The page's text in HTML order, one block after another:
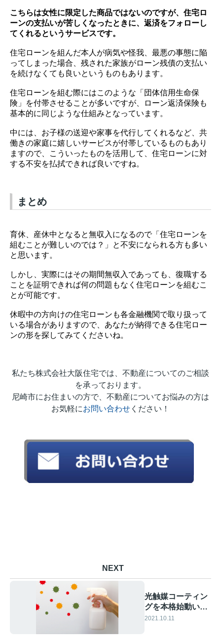
こちらは女性に限定した商品ではないのですが、住宅ロ
ーンの支払いが苦しくなったときに、返済をフォローし
てくれるというサービスです。
住宅ローンを組んだ本人が病気や怪我、最悪の事態に陥
ってしまった場合、残された家族がローン残債の支払い
を続けなくても良いというものもあります。
住宅ローンを組む際にはこのような「団体信用生命保
険」を付帯させることが多いですが、ローン返済保険も
基本的に同じような仕組みとなっています。
中には、お子様の送迎や家事を代行してくれるなど、共
働きの家庭に嬉しいサービスが付帯しているものもあり
ますので、こういったものを活用して、住宅ローンに対
する不安を払拭できれば良いですね。
まとめ
育休、産休中となると無収入になるので「住宅ローンを
組むことが難しいのでは？」と不安になられる方も多い
と思います。
しかし、実際にはその期間無収入であっても、復職する
ことを証明できれば何の問題もなく住宅ローンを組むこ
とが可能です。
休暇中の方向けの住宅ローンも各金融機関で取り扱って
いる場合がありますので、あなたが納得できる住宅ロー
ンの形を探してみてくださいね。
私たち株式会社大阪住宅では、不動産についてのご相談
を承っております。
尼崎市にお住まいの方で、不動産についてお悩みの方は
お気軽にお問い合わせ ください！
NEXT
光触媒コーティン
グを本格始動いた
しました！1平米
2021.10.11